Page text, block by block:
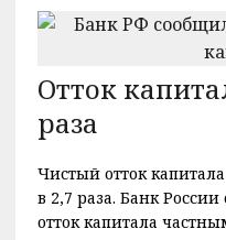
Отток
раза
Чистый отток
в 2,7 раза. Банк
отток капитала